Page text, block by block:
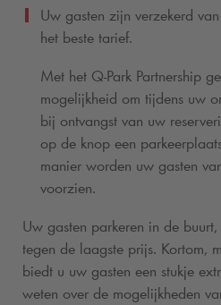
Uw gasten zijn verzekerd
het beste tarief.
Met het Q-Park Partnership
mogelijkheid om tijdens uw
bij ontvangst van uw
op de knop een
manier worden uw gasten
voorzien.
Uw gasten parkeren in de
tegen de laagste prijs. Kortom,
biedt u uw gasten een stukje
weten over de mogelijkheden